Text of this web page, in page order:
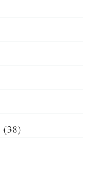
(38)